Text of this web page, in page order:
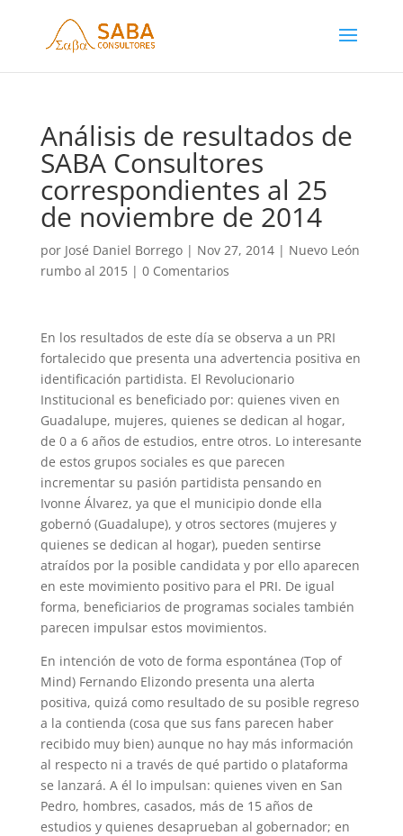
Análisis de resultados de
SABA Consultores
correspondientes al 25
de noviembre de 2014
por José Daniel Borrego| Nov 27, 2014| Nuevo León
rumbo al 2015| 0 Comentarios
En los resultados de este día se observa a un PRI
fortalecido que presenta una advertencia positiva en
identificación partidista. El Revolucionario
Institucional es beneficiado por: quienes viven en
Guadalupe, mujeres, quienes se dedican al hogar,
de 0 a 6 años de estudios, entre otros. Lo interesante
de estos grupos sociales es que parecen
incrementar su pasión partidista pensando en
Ivonne Álvarez, ya que el municipio donde ella
gobernó (Guadalupe), y otros sectores (mujeres y
quienes se dedican al hogar), pueden sentirse
atraídos por la posible candidata y por ello aparecen
en este movimiento positivo para el PRI. De igual
forma, beneficiarios de programas sociales también
parecen impulsar estos movimientos.
En intención de voto de forma espontánea (Top of
Mind) Fernando Elizondo presenta una alerta
positiva, quizá como resultado de su posible regreso
a la contienda (cosa que sus fans parecen haber
recibido muy bien) aunque no hay más información
al respecto ni a través de qué partido o plataforma
se lanzará. A él lo impulsan: quienes viven en San
Pedro, hombres, casados, más de 15 años de
estudios y quienes desaprueban al gobernador; en